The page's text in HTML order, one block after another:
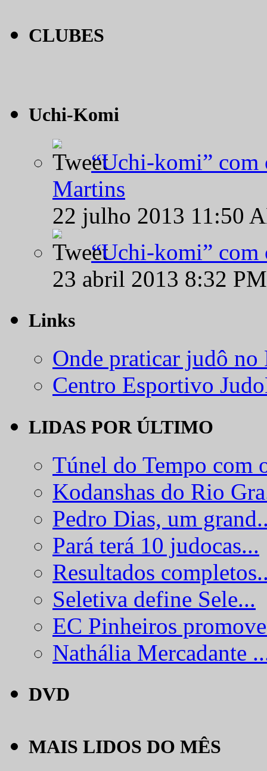
CLUBES
Uchi-Komi
“Uchi-komi” com
Martins
22 julho 2013 11:50
“Uchi-komi” com
23 abril 2013 8:32
Links
Onde praticar judô
Centro Esportivo
LIDAS POR ÚLTIMO
Túnel do Tempo com
Kodanshas do Rio
Pedro Dias, um
Pará terá 10 judocas...
Resultados
Seletiva define Sele...
EC Pinheiros
Nathália Mercadante
DVD
MAIS LIDOS DO MÊS